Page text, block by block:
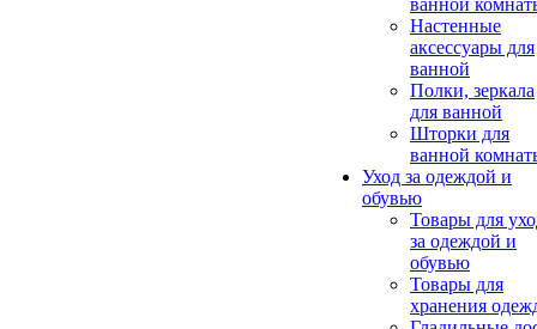
ванной
Настенные
аксессуары для
ванной
Полки, зеркала
для ванной
Шторки для
ванной
Уход за одеждой и
обувью
Товары для
за одеждой и
обувью
Товары для
хранения